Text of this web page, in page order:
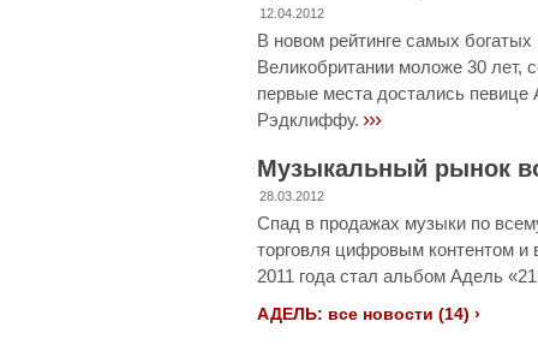
12.04.2012
В новом рейтинге самых богатых
Великобритании моложе 30 лет,
первые места достались певице
Рэдклиффу. ›››
Музыкальный рынок
28.03.2012
Спад в продажах музыки по
торговля цифровым контентом и
2011 года стал альбом Адель
АДЕЛЬ: все новости (14) ›